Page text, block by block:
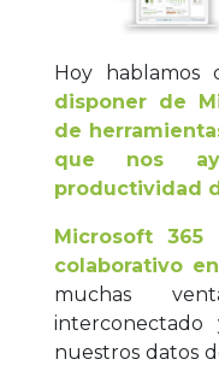
Hoy hablamos
disponer de
de
que nos
productividad
Microsoft
colaborativo
muchas
nuestros datos